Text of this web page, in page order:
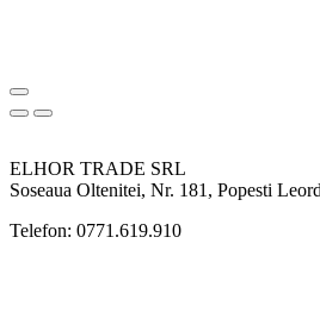
ELHOR TRADE SRL
Soseaua Oltenitei, Nr. 181, Popesti
Telefon: 0771.619.910